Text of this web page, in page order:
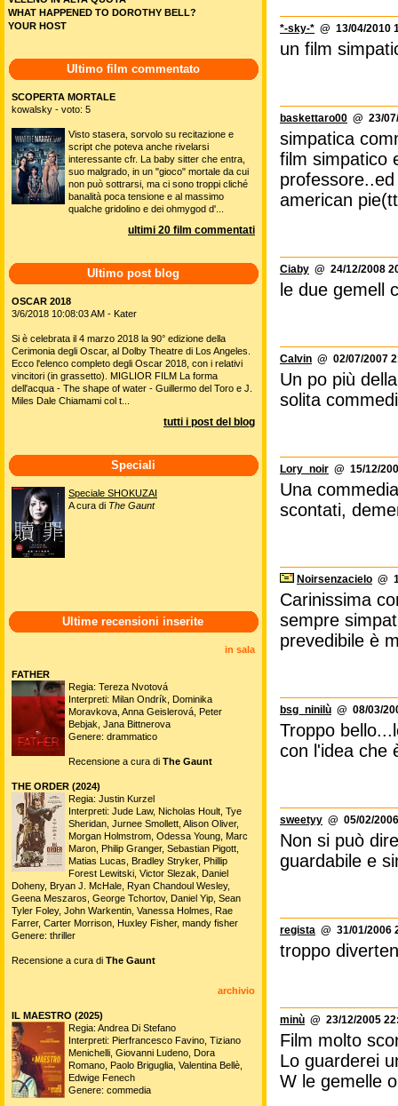
*-sky-* @ 13/04/2010
un film
baskettaro00 @ 23/
simpatica
film simpatico
american
Ciaby @ 24/12/2008
le due gemell
Calvin @ 02/07/2007
Un po più
solita
Lory_noir @ 15/12/
Una
scontati,
Noirsenzacielo @
Carinissima
sempre
prevedibile è
bsg_ninilù @ 08/03/
Troppo
con l'idea che
sweetyy @ 05/02/
Non si può
guardabile e
regista @ 31/01/2006
troppo
minù @ 23/12/2005
Film molto
Lo guarderei
W le gemelle
WHAT HAPPENED TO DOROTHY BELL?
YOUR HOST
Ultimo film commentato
SCOPERTA MORTALE
kowalsky - voto: 5
Visto stasera, sorvolo su recitazione e
script che poteva anche rivelarsi
interessante cfr. La baby sitter che entra,
suo malgrado, in un "gioco" mortale da cui
non può sottrarsi, ma ci sono troppi cliché
banalità poca tensione e al massimo
qualche gridolino e dei ohmygod d'...
ultimi 20 film commentati
Ultimo post blog
OSCAR 2018
3/6/2018 10:08:03 AM - Kater
Si è celebrata il 4 marzo 2018 la 90° edizione della
Cerimonia degli Oscar, al Dolby Theatre di Los Angeles.
Ecco l'elenco completo degli Oscar 2018, con i relativi
vincitori (in grassetto). MIGLIOR FILM La forma
dell'acqua - The shape of water - Guillermo del Toro e J.
Miles Dale Chiamami col t...
tutti i post del blog
Speciali
Speciale SHOKUZAI
A cura di The Gaunt
Ultime recensioni inserite
in sala
FATHER
Regia: Tereza Nvotová
Interpreti: Milan Ondrík, Dominika
Moravkova, Anna Geislerová, Peter
Bebjak, Jana Bittnerova
Genere: drammatico
Recensione a cura di The Gaunt
THE ORDER (2024)
Regia: Justin Kurzel
Interpreti: Jude Law, Nicholas Hoult, Tye
Sheridan, Jurnee Smollett, Alison Oliver,
Morgan Holmstrom, Odessa Young, Marc
Maron, Philip Granger, Sebastian Pigott,
Matias Lucas, Bradley Stryker, Phillip
Forest Lewitski, Victor Slezak, Daniel
Doheny, Bryan J. McHale, Ryan Chandoul Wesley,
Geena Meszaros, George Tchortov, Daniel Yip, Sean
Tyler Foley, John Warkentin, Vanessa Holmes, Rae
Farrer, Carter Morrison, Huxley Fisher, mandy fisher
Genere: thriller
Recensione a cura di The Gaunt
archivio
IL MAESTRO (2025)
Regia: Andrea Di Stefano
Interpreti: Pierfrancesco Favino, Tiziano
Menichelli, Giovanni Ludeno, Dora
Romano, Paolo Briguglia, Valentina Bellè,
Edwige Fenech
Genere: commedia